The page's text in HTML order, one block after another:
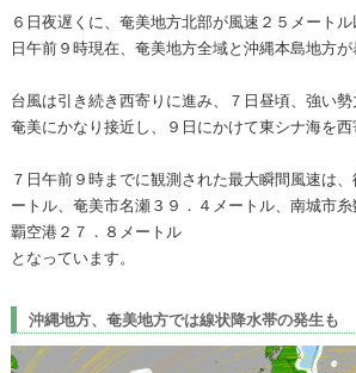
６日夜遅くに、奄美地方北部が風速２５メート
日午前９時現在、奄美地方全域と沖縄本島地方が
台風は引き続き西寄りに進み、７日昼頃、強い
奄美にかなり接近し、９日にかけて東シナ海を西
７日午前９時までに観測された最大瞬間風速は
ートル、奄美市名瀬３９．４メートル、南城市
覇空港２７．８メートル
となっています。
沖縄地方、奄美地方では線状降水帯の発生